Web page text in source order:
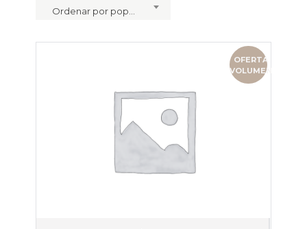
Ordenar por popularidad
OFERTA
VOLUMEN